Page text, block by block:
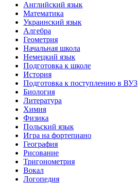
Английский язык
Математика
Украинский язык
Алгебра
Геометрия
Начальная школа
Немецкий язык
Подготовка к школе
История
Подготовка к поступлению в ВУЗ
Биология
Литература
Химия
Физика
Польский язык
Игра на фортепиано
География
Рисование
Тригонометрия
Вокал
Логопедия